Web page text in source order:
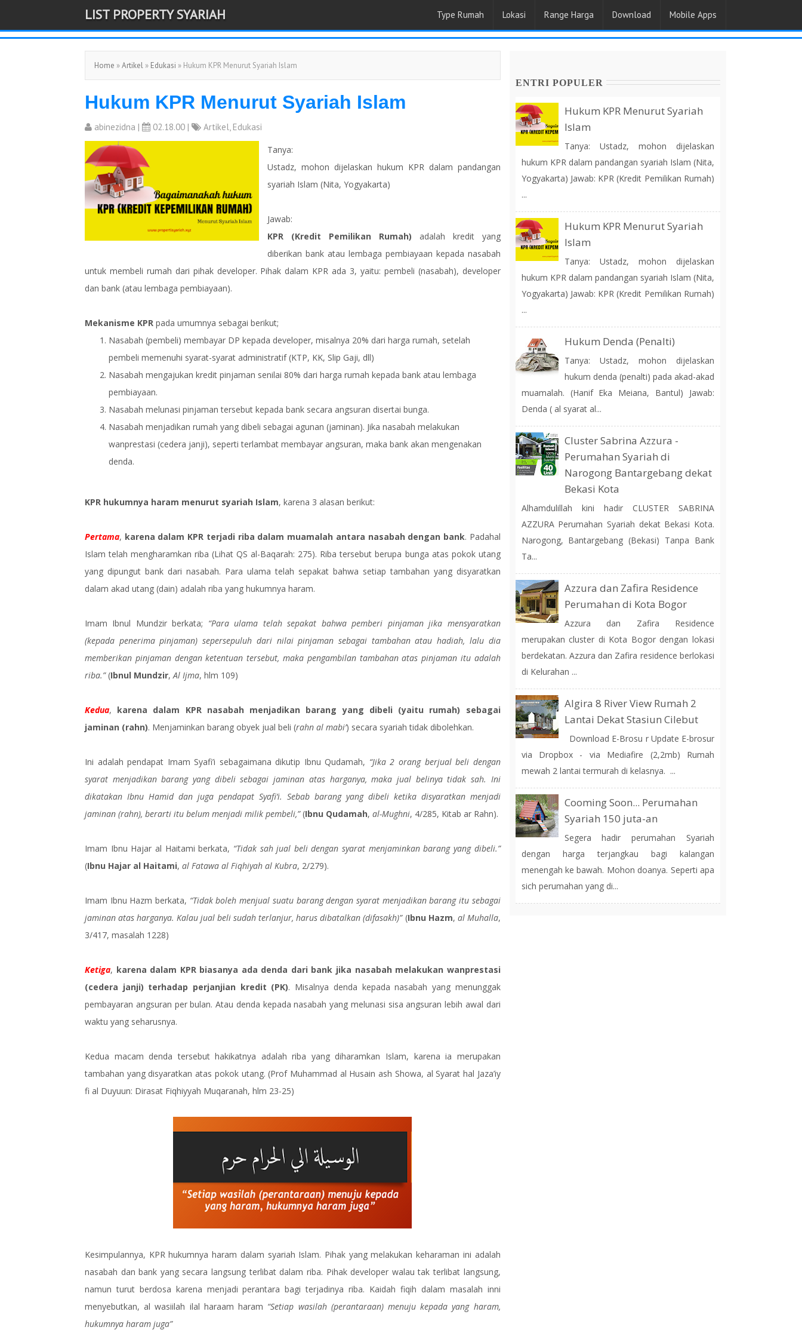
-->
LIST PROPERTY SYARIAH Type Rumah Lokasi Range Harga Download Mobile Apps
Home »Artikel » Edukasi » Hukum KPR Menurut Syariah Islam
Hukum KPR Menurut Syariah Islam
abinezidna | 02.18.00 | Artikel, Edukasi
Tanya:
Ustadz, mohon dijelaskan hukum KPR dalam pandangan
syariah Islam (Nita, Yogyakarta)
Jawab:
KPR (Kredit Pemilikan Rumah) adalah kredit yang
diberikan bank atau lembaga pembiayaan kepada nasabah
untuk membeli rumah dari pihak developer. Pihak dalam KPR ada 3, yaitu: pembeli (nasabah), developer
dan bank (atau lembaga pembiayaan).
Mekanisme KPR pada umumnya sebagai berikut;
Nasabah (pembeli) membayar DP kepada developer, misalnya 20% dari harga rumah, setelah
pembeli memenuhi syarat-syarat administratif (KTP, KK, Slip Gaji, dll)
Nasabah mengajukan kredit pinjaman senilai 80% dari harga rumah kepada bank atau lembaga
pembiayaan.
Nasabah melunasi pinjaman tersebut kepada bank secara angsuran disertai bunga.
Nasabah menjadikan rumah yang dibeli sebagai agunan (jaminan). Jika nasabah melakukan
wanprestasi (cedera janji), seperti terlambat membayar angsuran, maka bank akan mengenakan
denda.
KPR hukumnya haram menurut syariah Islam, karena 3 alasan berikut:
Pertama, karena dalam KPR terjadi riba dalam muamalah antara nasabah dengan bank. Padahal
Islam telah mengharamkan riba (Lihat QS al-Baqarah: 275). Riba tersebut berupa bunga atas pokok utang
yang dipungut bank dari nasabah. Para ulama telah sepakat bahwa setiap tambahan yang disyaratkan
dalam akad utang (dain) adalah riba yang hukumnya haram.
Imam Ibnul Mundzir berkata; “Para ulama telah sepakat bahwa pemberi pinjaman jika mensyaratkan
(kepada penerima pinjaman) sepersepuluh dari nilai pinjaman sebagai tambahan atau hadiah, lalu dia
memberikan pinjaman dengan ketentuan tersebut, maka pengambilan tambahan atas pinjaman itu adalah
riba.”(Ibnul Mundzir,Al Ijma, hlm 109)
Kedua, karena dalam KPR nasabah menjadikan barang yang dibeli (yaitu rumah) sebagai
jaminan (rahn). Menjaminkan barang obyek jual beli (rahn al mabi’) secara syariah tidak dibolehkan.
Ini adalah pendapat Imam Syafi’i sebagaimana dikutip Ibnu Qudamah, “Jika 2 orang berjual beli dengan
syarat menjadikan barang yang dibeli sebagai jaminan atas harganya, maka jual belinya tidak sah. Ini
dikatakan Ibnu Hamid dan juga pendapat Syafi’i. Sebab barang yang dibeli ketika disyaratkan menjadi
jaminan (rahn), berarti itu belum menjadi milik pembeli,”(Ibnu Qudamah, al-Mughni, 4/285, Kitab ar Rahn).
Imam Ibnu Hajar al Haitami berkata, “Tidak sah jual beli dengan syarat menjaminkan barang yang dibeli.”
(Ibnu Hajar al Haitami, al Fatawa al Fiqhiyah al Kubra, 2/279).
Imam Ibnu Hazm berkata, “Tidak boleh menjual suatu barang dengan syarat menjadikan barang itu sebagai
jaminan atas harganya. Kalau jual beli sudah terlanjur, harus dibatalkan (difasakh)”(Ibnu Hazm, al Muhalla,
3/417, masalah 1228)
Ketiga, karena dalam KPR biasanya ada denda dari bank jika nasabah melakukan wanprestasi
(cedera janji) terhadap perjanjian kredit (PK). Misalnya denda kepada nasabah yang menunggak
pembayaran angsuran per bulan. Atau denda kepada nasabah yang melunasi sisa angsuran lebih awal dari
waktu yang seharusnya.
Kedua macam denda tersebut hakikatnya adalah riba yang diharamkan Islam, karena ia merupakan
tambahan yang disyaratkan atas pokok utang. (Prof Muhammad al Husain ash Showa, al Syarat hal Jaza’iy
fi al Duyuun: Dirasat Fiqhiyyah Muqaranah, hlm 23-25)
Kesimpulannya, KPR hukumnya haram dalam syariah Islam. Pihak yang melakukan keharaman ini adalah
nasabah dan bank yang secara langsung terlibat dalam riba. Pihak developer walau tak terlibat langsung,
namun turut berdosa karena menjadi perantara bagi terjadinya riba. Kaidah fiqih dalam masalah inni
menyebutkan, al wasiilah ilal haraam haram “Setiap wasilah (perantaraan) menuju kepada yang haram,
hukumnya haram juga”
ENTRI POPULER
Hukum KPR Menurut Syariah
Islam
Tanya: Ustadz, mohon dijelaskan
hukum KPR dalam pandangan syariah Islam (Nita,
Yogyakarta) Jawab: KPR (Kredit Pemilikan Rumah)
...
Hukum KPR Menurut Syariah
Islam
Tanya: Ustadz, mohon dijelaskan
hukum KPR dalam pandangan syariah Islam (Nita,
Yogyakarta) Jawab: KPR (Kredit Pemilikan Rumah)
...
Hukum Denda (Penalti)
Tanya: Ustadz, mohon dijelaskan
hukum denda (penalti) pada akad-akad
muamalah. (Hanif Eka Meiana, Bantul) Jawab:
Denda ( al syarat al...
Cluster Sabrina Azzura -
Perumahan Syariah di
Narogong Bantargebang dekat
Bekasi Kota
Alhamdulillah kini hadir CLUSTER SABRINA
AZZURA Perumahan Syariah dekat Bekasi Kota.
Narogong, Bantargebang (Bekasi) Tanpa Bank
Ta...
Azzura dan Zafira Residence
Perumahan di Kota Bogor
Azzura dan Zafira Residence
merupakan cluster di Kota Bogor dengan lokasi
berdekatan. Azzura dan Zafira residence berlokasi
di Kelurahan ...
Algira 8 River View Rumah 2
Lantai Dekat Stasiun Cilebut
Download E-Brosu r Update E-brosur
via Dropbox - via Mediafire (2,2mb) Rumah
mewah 2 lantai termurah di kelasnya. ...
Cooming Soon... Perumahan
Syariah 150 juta-an
Segera hadir perumahan Syariah
dengan harga terjangkau bagi kalangan
menengah ke bawah. Mohon doanya. Seperti apa
sich perumahan yang di...